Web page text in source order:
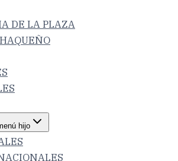
DE LA PLAZA
hijo